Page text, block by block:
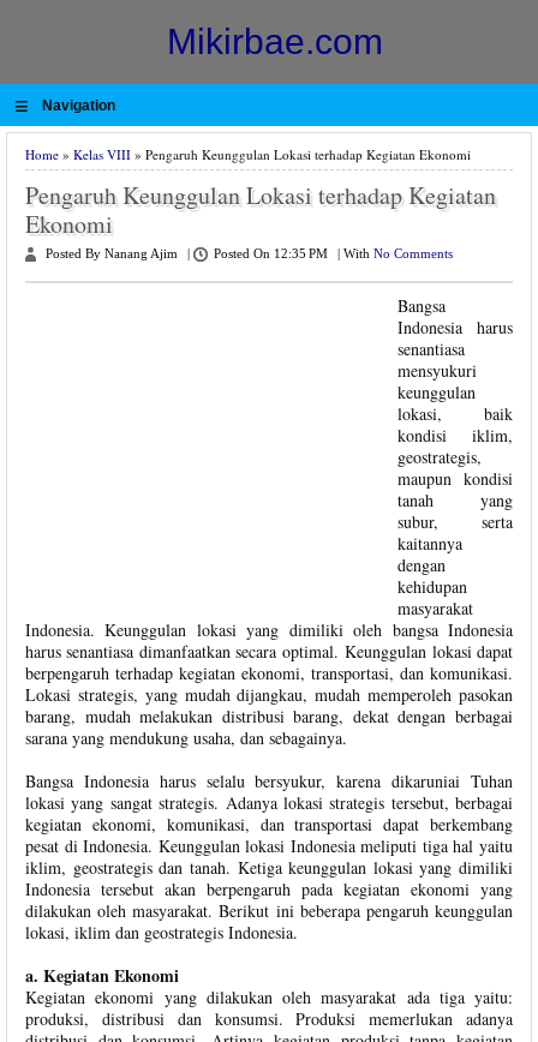
Mikirbae.com
≡ Navigation
Home » Kelas VIII » Pengaruh Keunggulan Lokasi terhadap Kegiatan Ekonomi
Pengaruh Keunggulan Lokasi terhadap Kegiatan
Ekonomi
Posted By Nanang Ajim Posted On 12:35 PM With No Comments
Bangsa
Indonesia harus
senantiasa
mensyukuri
keunggulan
lokasi, baik
kondisi iklim,
geostrategis,
maupun kondisi
tanah yang
subur, serta
kaitannya
dengan
kehidupan
masyarakat
Indonesia. Keunggulan lokasi yang dimiliki oleh bangsa Indonesia
harus senantiasa dimanfaatkan secara optimal. Keunggulan lokasi dapat
berpengaruh terhadap kegiatan ekonomi, transportasi, dan komunikasi.
Lokasi strategis, yang mudah dijangkau, mudah memperoleh pasokan
barang, mudah melakukan distribusi barang, dekat dengan berbagai
sarana yang mendukung usaha, dan sebagainya.
Bangsa Indonesia harus selalu bersyukur, karena dikaruniai Tuhan
lokasi yang sangat strategis. Adanya lokasi strategis tersebut, berbagai
kegiatan ekonomi, komunikasi, dan transportasi dapat berkembang
pesat di Indonesia. Keunggulan lokasi Indonesia meliputi tiga hal yaitu
iklim, geostrategis dan tanah. Ketiga keunggulan lokasi yang dimiliki
Indonesia tersebut akan berpengaruh pada kegiatan ekonomi yang
dilakukan oleh masyarakat. Berikut ini beberapa pengaruh keunggulan
lokasi, iklim dan geostrategis Indonesia.
a. Kegiatan Ekonomi
Kegiatan ekonomi yang dilakukan oleh masyarakat ada tiga yaitu:
produksi, distribusi dan konsumsi. Produksi memerlukan adanya